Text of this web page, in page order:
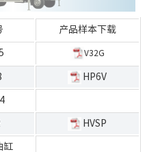
产品样本下载
V32G
HP6V
HVSP
缸